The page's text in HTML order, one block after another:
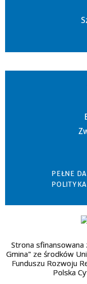
PEŁNE
Strona
Gmina" ze środków
Funduszu Rozwoju
Polska